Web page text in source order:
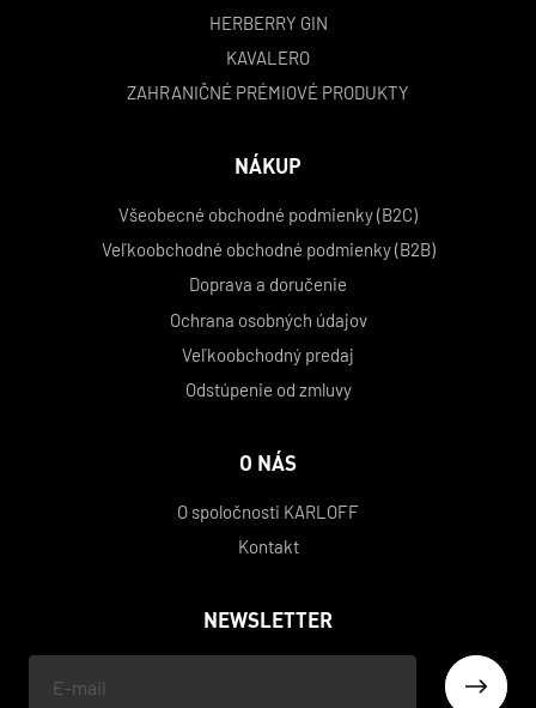
HERBERRY GIN
KAVALERO
ZAHRANIČNÉ PRÉMIOVÉ PRODUKTY
NÁKUP
Všeobecné obchodné podmienky (B2C)
Veľkoobchodné obchodné podmienky (B2B)
Doprava a doručenie
Ochrana osobných údajov
Veľkoobchodný predaj
Odstúpenie od zmluvy
O NÁS
O spoločnosti KARLOFF
Kontakt
NEWSLETTER